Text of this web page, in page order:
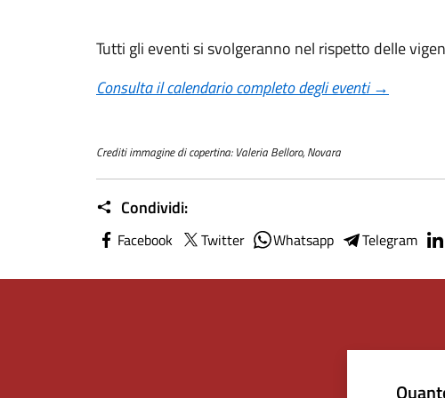
Tutti gli eventi si svolgeranno nel rispetto delle
Consulta il calendario completo degli eventi →
Crediti immagine di copertina: Valeria Belloro, Novara
Condividi:
Facebook Twitter Whatsapp Telegram